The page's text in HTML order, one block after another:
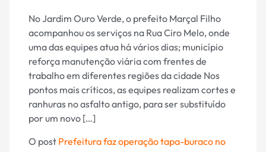
No Jardim Ouro Verde, o prefeito Marçal Filho
acompanhou os serviços na Rua Ciro Melo, onde
uma das equipes atua há vários dias; município
reforça manutenção viária com frentes de
trabalho em diferentes regiões da cidade Nos
pontos mais críticos, as equipes realizam cortes e
ranhuras no asfalto antigo, para ser substituído
por um novo […]
O post Prefeitura faz operação tapa-buraco no